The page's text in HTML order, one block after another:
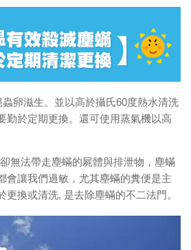
卵滋生。並以高於攝氏60度熱水清洗
勤於定期更換。還可使用蒸氣機以高
無法帶走塵蟎的屍體與排泄物，塵蟎
會讓我們過敏，尤其塵蟎的糞便是主
更換或清洗, 是去除塵蟎的不二法門。